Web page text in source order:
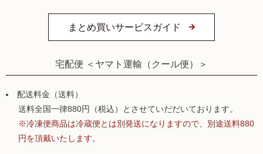
まとめ買いサービスガイド
宅配便 ＜ヤマト運輸（クール便）＞
配送料金（送料）
送料全国一律880円（税込）とさせていだだいております。
※冷凍便商品は冷蔵便とは別発送になりますので、別途送料880
円を頂戴いたします。